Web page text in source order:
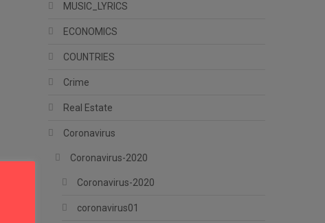
MUSIC_LYRICS
ECONOMICS
COUNTRIES
Crime
Real Estate
Coronavirus
Coronavirus-2020
Coronavirus-2020
coronavirus01